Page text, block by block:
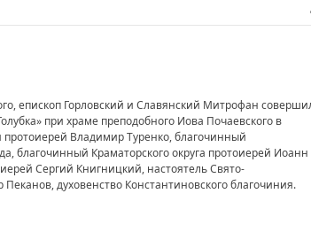
епископ Горловский и Славянский Митрофан
при храме преподобного Иова Почаевского в
протоиерей Владимир Туренко, благочинный
благочинный Краматорского округа протоиерей Иоанн
Сергий Книгницкий, настоятель Свято-
духовенство Константиновского благочиния.